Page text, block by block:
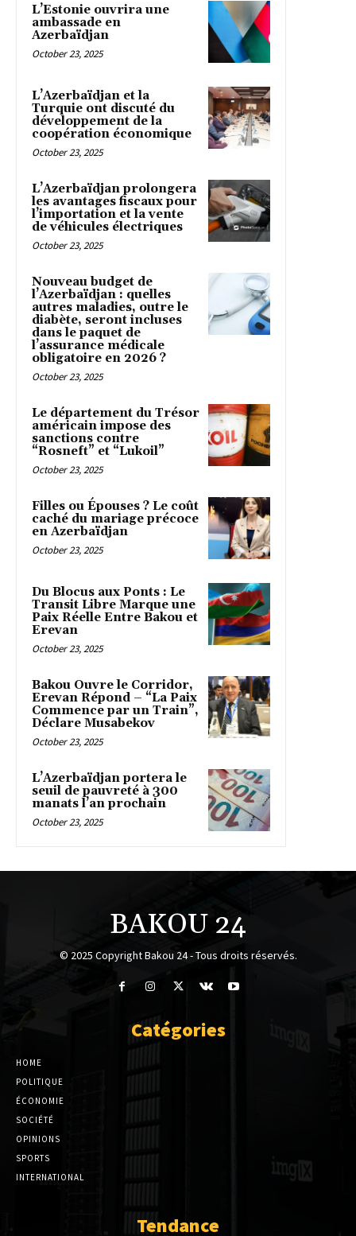
L’Estonie ouvrira une
ambassade en
Azerbaïdjan
October 23, 2025
L’Azerbaïdjan et la
Turquie ont discuté du
développement de la
coopération économique
October 23, 2025
L’Azerbaïdjan prolongera
les avantages fiscaux pour
l’importation et la vente
de véhicules électriques
October 23, 2025
Nouveau budget de
l’Azerbaïdjan : quelles
autres maladies, outre le
diabète, seront incluses
dans le paquet de
l’assurance médicale
obligatoire en 2026 ?
October 23, 2025
Le département du Trésor
américain impose des
sanctions contre
“Rosneft” et “Lukoil”
October 23, 2025
Filles ou Épouses ? Le coût
caché du mariage précoce
en Azerbaïdjan
October 23, 2025
Du Blocus aux Ponts : Le
Transit Libre Marque une
Paix Réelle Entre Bakou et
Erevan
October 23, 2025
Bakou Ouvre le Corridor,
Erevan Répond – “La Paix
Commence par un Train”,
Déclare Musabekov
October 23, 2025
L’Azerbaïdjan portera le
seuil de pauvreté à 300
manats l’an prochain
October 23, 2025
BAKOU 24
© 2025 Copyright Bakou 24 - Tous droits réservés.
Catégories
HOME
POLITIQUE
ÉCONOMIE
SOCIÉTÉ
OPINIONS
SPORTS
INTERNATIONAL
Tendance